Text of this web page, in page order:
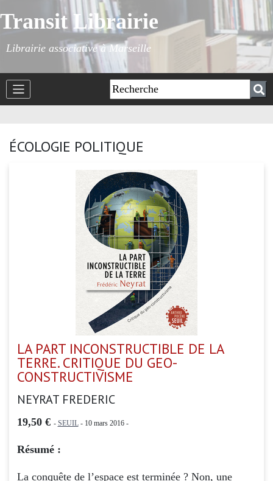
Transit Librairie
Librairie associative à Marseille
ÉCOLOGIE POLITIQUE
LA PART INCONSTRUCTIBLE DE LA
TERRE. CRITIQUE DU GEO-
CONSTRUCTIVISME
NEYRAT FREDERIC
19,50 € - SEUIL- 10 mars 2016 -
Résumé :
La conquête de l’espace est terminée ? Non, une